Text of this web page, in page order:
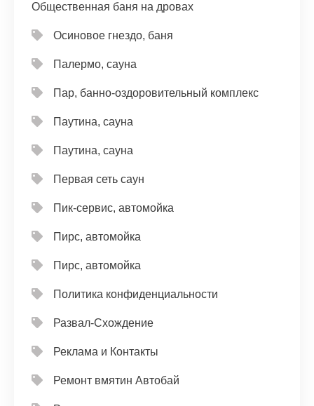
Общественная баня на дровах
Осиновое гнездо, баня
Палермо, сауна
Пар, банно-оздоровительный комплекс
Паутина, сауна
Паутина, сауна
Первая сеть саун
Пик-сервис, автомойка
Пирс, автомойка
Пирс, автомойка
Политика конфиденциальности
Развал-Схождение
Реклама и Контакты
Ремонт вмятин Автобай